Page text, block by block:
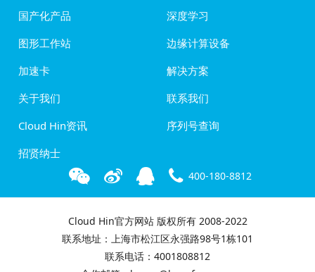
国产化产品
深度学习
图形工作站
边缘计算设备
加速卡
解决方案
关于我们
联系我们
Cloud Hin资讯
序列号查询
招贤纳士
400-180-8812
Cloud Hin官方网站 版权所有 2008-2022
联系地址：上海市松江区永强路98号1栋101
联系电话：4001808812